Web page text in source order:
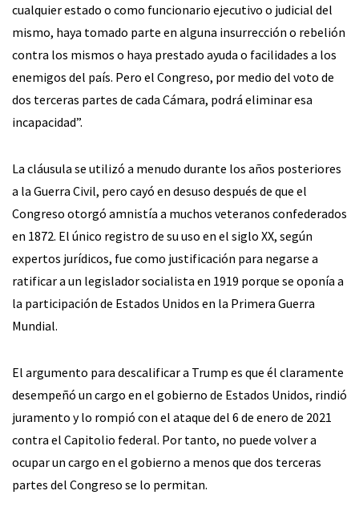
cualquier estado o como funcionario ejecutivo o judicial del
mismo, haya tomado parte en alguna insurrección o rebelión
contra los mismos o haya prestado ayuda o facilidades a los
enemigos del país. Pero el Congreso, por medio del voto de
dos terceras partes de cada Cámara, podrá eliminar esa
incapacidad”.
La cláusula se utilizó a menudo durante los años posteriores
a la Guerra Civil, pero cayó en desuso después de que el
Congreso otorgó amnistía a muchos veteranos confederados
en 1872. El único registro de su uso en el siglo XX, según
expertos jurídicos, fue como justificación para negarse a
ratificar a un legislador socialista en 1919 porque se oponía a
la participación de Estados Unidos en la Primera Guerra
Mundial.
El argumento para descalificar a Trump es que él claramente
desempeñó un cargo en el gobierno de Estados Unidos, rindió
juramento y lo rompió con el ataque del 6 de enero de 2021
contra el Capitolio federal. Por tanto, no puede volver a
ocupar un cargo en el gobierno a menos que dos terceras
partes del Congreso se lo permitan.